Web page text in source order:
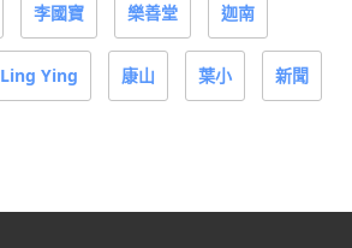
李國寶 樂善堂 迦南
Ling Ying 康山 葉小 新聞